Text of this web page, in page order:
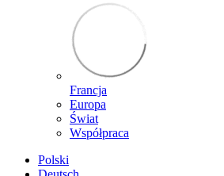
Francja
Europa
Świat
Współpraca
Polski